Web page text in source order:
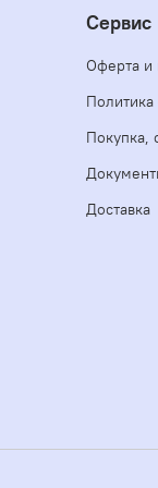
Сервис
Оферта и
Покупка,
Доставка